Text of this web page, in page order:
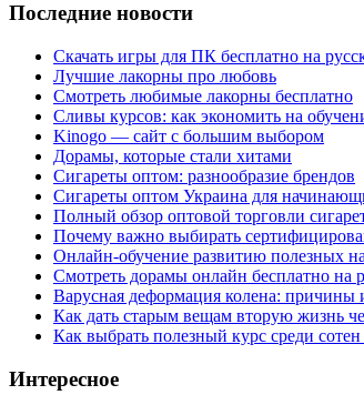
Последние новости
Скачать игры для ПК бесплатно на
Лучшие лакорны про любовь
Смотреть любимые лакорны бесплатно
Сливы курсов: как экономить на
Kinogo — сайт с большим выбором
Дорамы, которые стали хитами
Сигареты оптом: разнообразие брендов
Сигареты оптом Украина для
Полный обзор оптовой торговли
Почему важно выбирать
Онлайн-обучение развитию полезных
Смотреть дорамы онлайн бесплатно на
Варусная деформация колена: причины
Как дать старым вещам вторую жизнь
Как выбрать полезный курс среди
Интересное